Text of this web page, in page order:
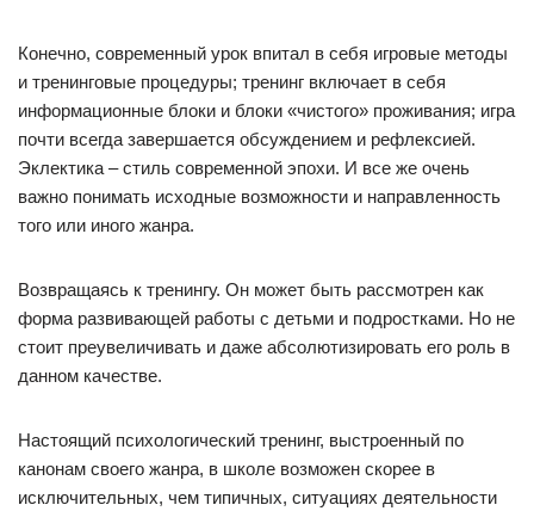
Конечно, современный урок впитал в себя игровые методы
и тренинговые процедуры; тренинг включает в себя
информационные блоки и блоки «чистого» проживания; игра
почти всегда завершается обсуждением и рефлексией.
Эклектика – стиль современной эпохи. И все же очень
важно понимать исходные возможности и направленность
того или иного жанра.
Возвращаясь к тренингу. Он может быть рассмотрен как
форма развивающей работы с детьми и подростками. Но не
стоит преувеличивать и даже абсолютизировать его роль в
данном качестве.
Настоящий психологический тренинг, выстроенный по
канонам своего жанра, в школе возможен скорее в
исключительных, чем типичных, ситуациях деятельности